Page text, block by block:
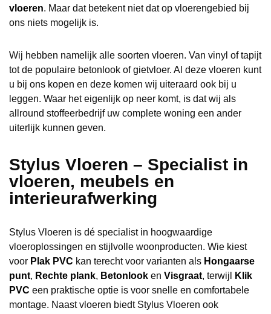
vloeren. Maar dat betekent niet dat op vloerengebied bij
ons niets mogelijk is.
Wij hebben namelijk alle soorten vloeren. Van vinyl of tapijt
tot de populaire betonlook of gietvloer. Al deze vloeren kunt
u bij ons kopen en deze komen wij uiteraard ook bij u
leggen. Waar het eigenlijk op neer komt, is dat wij als
allround stoffeerbedrijf uw complete woning een ander
uiterlijk kunnen geven.
Stylus Vloeren – Specialist in
vloeren, meubels en
interieurafwerking
Stylus Vloeren is dé specialist in hoogwaardige
vloeroplossingen en stijlvolle woonproducten. Wie kiest
voor Plak PVC kan terecht voor varianten als Hongaarse
punt, Rechte plank, Betonlook en Visgraat, terwijl
Klik
PVC een praktische optie is voor snelle en comfortabele
montage. Naast vloeren biedt Stylus Vloeren ook